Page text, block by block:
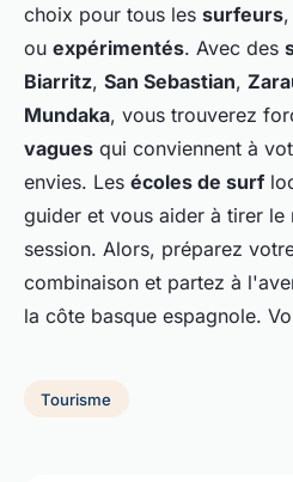
choix pour tous les surfeurs
ou expérimentés. Avec des
Biarritz, San Sebastian,
Mundaka, vous trouverez
vagues qui conviennent à
envies. Les écoles de surf
guider et vous aider à tirer le
session. Alors, préparez
combinaison et partez à
la côte basque espagnole.
Tourisme